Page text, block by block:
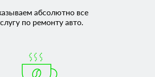
абсолютно все
по ремонту авто.